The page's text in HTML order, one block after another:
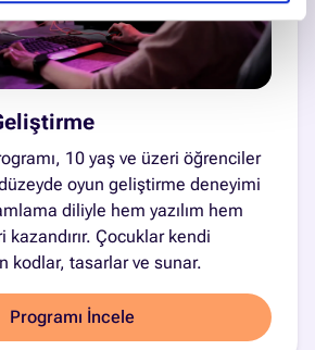
10 yaş ve üzeri öğrenciler
oyun geliştirme deneyimi
diliyle hem yazılım hem
kazandırır. Çocuklar kendi
kodlar, tasarlar ve sunar.
Programı İncele